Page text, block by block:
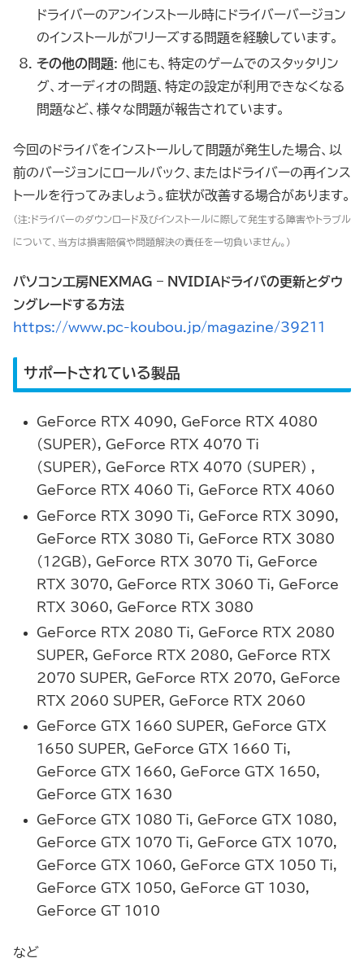
ドライバーのアンインストール時にドライバーバージョン
のインストールがフリーズする問題を経験しています。
その他の問題: 他にも、特定のゲームでのスタッタリン
グ、オーディオの問題、特定の設定が利用できなくなる
問題など、様々な問題が報告されています。
今回のドライバをインストールして問題が発生した場合、以
前のバージョンにロールバック、またはドライバーの再インス
トールを行ってみましょう。症状が改善する場合があります。
（注:ドライバーのダウンロード及びインストールに際して発生する障害やトラブル
について、当方は損害賠償や問題解決の責任を一切負いません。）
パソコン工房NEXMAG – NVIDIAドライバの更新とダウ
ングレードする方法
https://www.pc-koubou.jp/magazine/39211
サポートされている製品
GeForce RTX 4090, GeForce RTX 4080
(SUPER), GeForce RTX 4070 Ti
(SUPER), GeForce RTX 4070 (SUPER) ,
GeForce RTX 4060 Ti, GeForce RTX 4060
GeForce RTX 3090 Ti, GeForce RTX 3090,
GeForce RTX 3080 Ti, GeForce RTX 3080
(12GB), GeForce RTX 3070 Ti, GeForce
RTX 3070, GeForce RTX 3060 Ti, GeForce
RTX 3060, GeForce RTX 3080
GeForce RTX 2080 Ti, GeForce RTX 2080
SUPER, GeForce RTX 2080, GeForce RTX
2070 SUPER, GeForce RTX 2070, GeForce
RTX 2060 SUPER, GeForce RTX 2060
GeForce GTX 1660 SUPER, GeForce GTX
1650 SUPER, GeForce GTX 1660 Ti,
GeForce GTX 1660, GeForce GTX 1650,
GeForce GTX 1630
GeForce GTX 1080 Ti, GeForce GTX 1080,
GeForce GTX 1070 Ti, GeForce GTX 1070,
GeForce GTX 1060, GeForce GTX 1050 Ti,
GeForce GTX 1050, GeForce GT 1030,
GeForce GT 1010
など